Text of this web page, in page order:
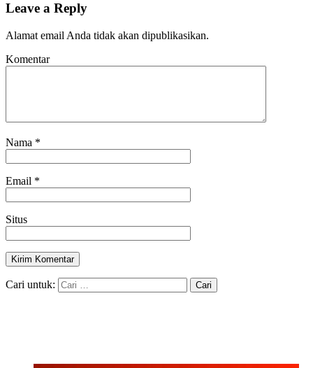
Leave a Reply
Alamat email Anda tidak akan dipublikasikan.
Komentar
Nama *
Email *
Situs
Cari untuk: